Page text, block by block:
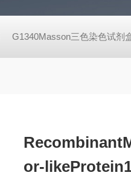
G1340Masson三色染色试剂
or-